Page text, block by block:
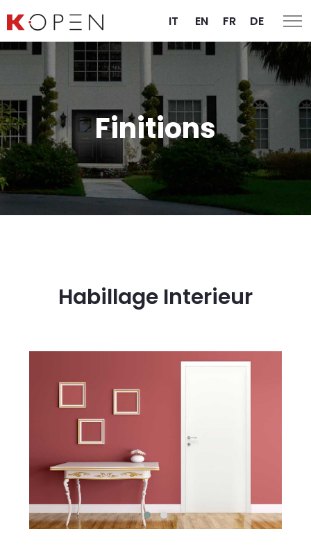
IT EN FR DE
Finitions
Habillage Interieur